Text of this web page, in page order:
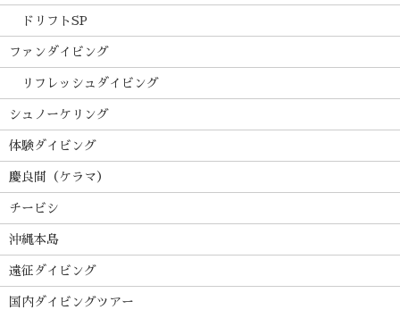
ドリフトSP
ファンダイビング
リフレッシュダイビング
シュノーケリング
体験ダイビング
慶良間（ケラマ）
チービシ
沖縄本島
遠征ダイビング
国内ダイビングツアー